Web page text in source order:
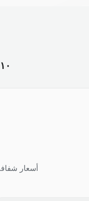
١٠ دقائق - ساعتين
أسعار